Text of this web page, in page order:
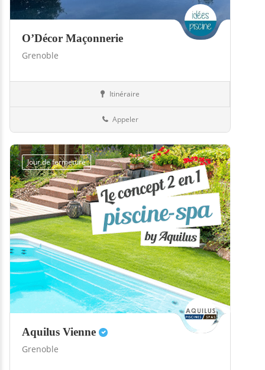
O’Décor Maçonnerie
Grenoble
Itinéraire
Appeler
Jour de fermeture
Aquilus Vienne
Grenoble